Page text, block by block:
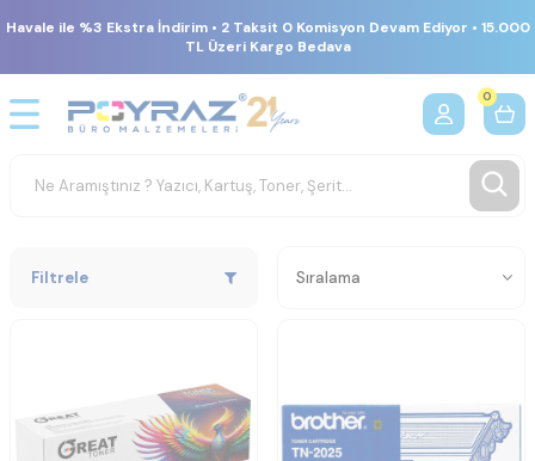
Havale ile %3 Ekstra İndirim • 2 Taksit 0 Komisyon Devam Ediyor • 15.000
TL Üzeri Kargo Bedava
0
Filtrele